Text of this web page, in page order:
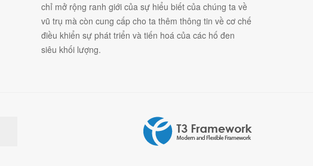
chỉ mở rộng ranh giới của sự hiểu biết của chúng ta về
vũ trụ mà còn cung cấp cho ta thêm thông tin về cơ chế
điều khiển sự phát triển và tiến hoá của các hố đen
siêu khối lượng.